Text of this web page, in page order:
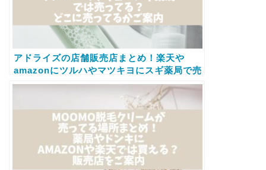
アドライズの店舗販売店まとめ！楽天や
amazonにツルハやマツキヨにスギ薬局で売
ってるかもご案内